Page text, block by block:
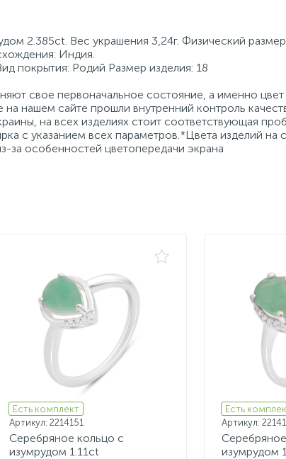
2.385ct. Вес украшения 3,24г. Физический
Индия.
покрытия: Родий Размер изделия: 18
свое первоначальное состояние, а именно цвет
нашем сайте прошли внутренний контроль
на всех изделиях стоит соответствующая
с указанием всех параметров.*Цвета изделий на
за особенностей цветопередачи экрана
Есть комплект
Артикул: 2214151
Серебряное кольцо с
изумрудом 1.11ct
Есть
Артикул:
изумрудом